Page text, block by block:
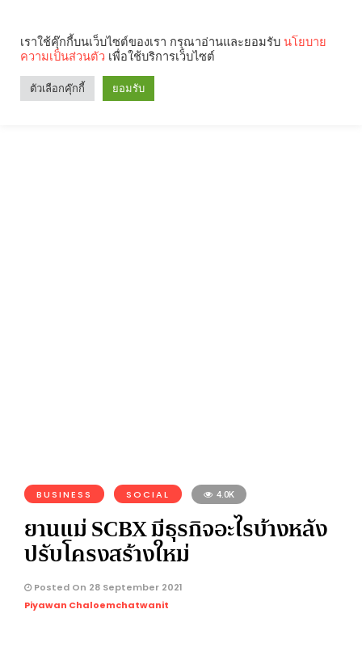
BUSINESS SOCIAL 4.0K
ยานแม่ SCBX มีธุรกิจอะไรบ้างหลัง
ปรับโครงสร้างใหม่
Posted On 28 September 2021
Piyawan Chaloemchatwanit
เราใช้คุ๊กกี้บนเว็บไซต์ของเรา กรุณาอ่านและยอมรับ นโยบาย
ความเป็นส่วนตัว เพื่อใช้บริการเว็บไซต์
ตัวเลือกคุ๊กกี้ ยอมรับ